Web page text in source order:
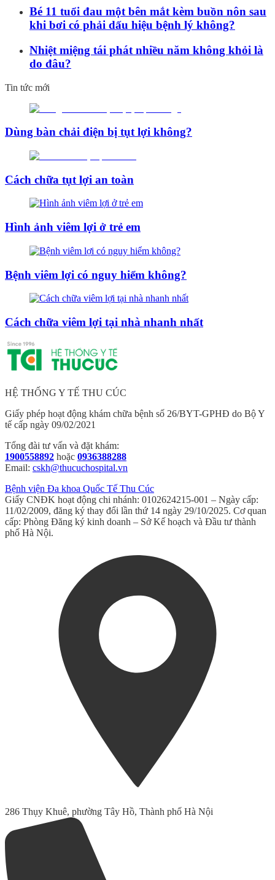
Bé 11 tuổi đau một bên mắt kèm buồn nôn sau
khi bơi có phải dấu hiệu bệnh lý không?
Nhiệt miệng tái phát nhiều năm không khỏi là
do đâu?
Tin tức mới
Dùng bàn chải điện bị tụt lợi không?
Cách chữa tụt lợi an toàn
Hình ảnh viêm lợi ở trẻ em
Bệnh viêm lợi có nguy hiểm không?
Cách chữa viêm lợi tại nhà nhanh nhất
HỆ THỐNG Y TẾ THU CÚC
Giấy phép hoạt động khám chữa bệnh số 26/BYT-GPHĐ do Bộ Y
tế cấp ngày 09/02/2021
Tổng đài tư vấn và đặt khám:
1900558892 hoặc 0936388288
Email: cskh@thucuchospital.vn
Bệnh viện Đa khoa Quốc Tế Thu Cúc
Giấy CNĐK hoạt động chi nhánh: 0102624215-001 – Ngày cấp:
11/02/2009, đăng ký thay đổi lần thứ 14 ngày 29/10/2025. Cơ quan
cấp: Phòng Đăng ký kinh doanh – Sở Kế hoạch và Đầu tư thành
phố Hà Nội.
286 Thụy Khuê, phường Tây Hồ, Thành phố Hà Nội